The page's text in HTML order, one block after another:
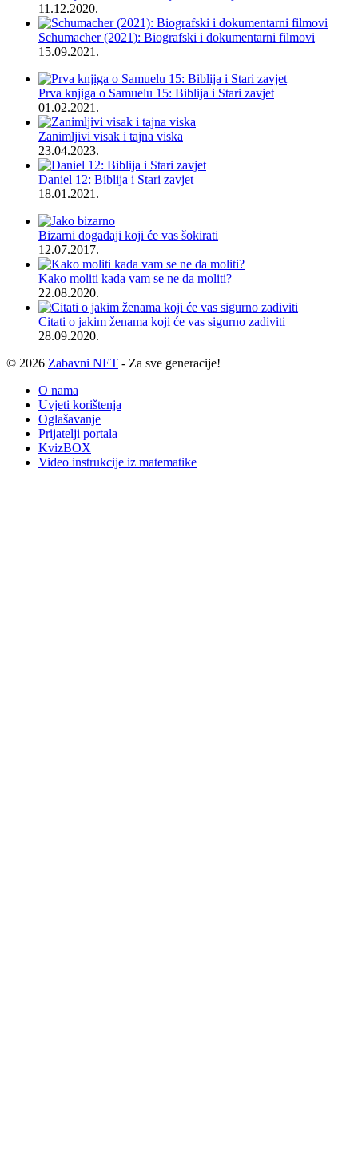
11.12.2020.
Schumacher (2021): Biografski i dokumentarni filmovi
15.09.2021.
Prva knjiga o Samuelu 15: Biblija i Stari zavjet
01.02.2021.
Zanimljivi visak i tajna viska
23.04.2023.
Daniel 12: Biblija i Stari zavjet
18.01.2021.
Bizarni događaji koji će vas šokirati
12.07.2017.
Kako moliti kada vam se ne da moliti?
22.08.2020.
Citati o jakim ženama koji će vas sigurno zadiviti
28.09.2020.
© 2026 Zabavni NET - Za sve generacije!
O nama
Uvjeti korištenja
Oglašavanje
Prijatelji portala
KvizBOX
Video instrukcije iz matematike